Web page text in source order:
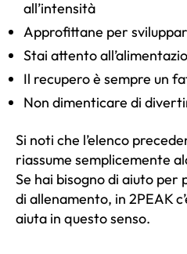
all’intensità
Approfittane per
Stai attento
Il recupero è sempre un
Non dimenticare di
Si noti che l’elenco
riassume semplicemente
Se hai bisogno di aiuto per
di allenamento, in 2PEAK
aiuta in questo senso.